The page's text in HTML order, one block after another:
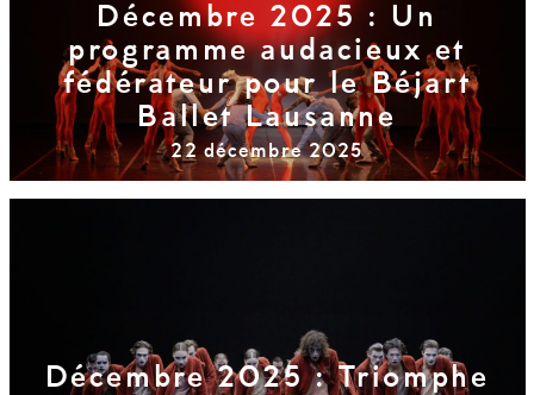
Décembre 2025 : Un
programme audacieux et
fédérateur pour le Béjart
Ballet Lausanne
22 décembre 2025
Décembre 2025 : Triomphe